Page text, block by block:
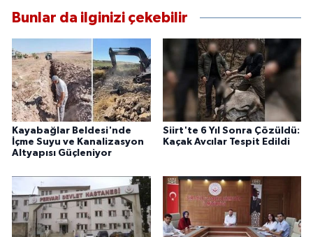
Bunlar da ilginizi çekebilir
Kayabağlar Beldesi'nde
İçme Suyu ve Kanalizasyon
Altyapısı Güçleniyor
Siirt'te 6 Yıl Sonra Çözüldü:
Kaçak Avcılar Tespit Edildi